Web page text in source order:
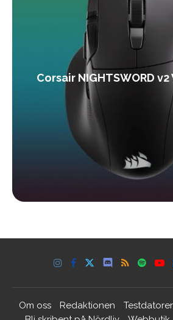
Corsair NIGHTSWORD
Om oss Redaktionen Testdatorer